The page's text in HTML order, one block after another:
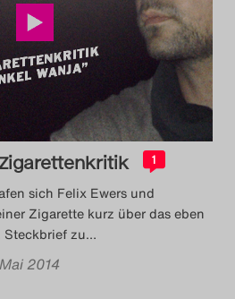
1
sich Felix Ewers und
Zigarette kurz über das eben
Steckbrief zu…
2014